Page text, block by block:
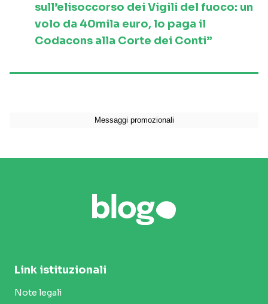
sull’elisoccorso dei Vigili del fuoco: un
volo da 40mila euro, lo paga il
Codacons alla Corte dei Conti”
Link istituzionali
Note legali